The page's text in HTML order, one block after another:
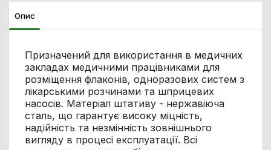
Опис
Призначений для використання в медичних
закладах медичними працівниками для
розміщення флаконів, одноразових систем з
лікарськими розчинами та шприцевих
насосів. Матеріал штативу - нержавіюча
сталь, що гарантує високу міцність,
надійність та незмінність зовнішнього
вигляду в процесі експлуатації. Всі